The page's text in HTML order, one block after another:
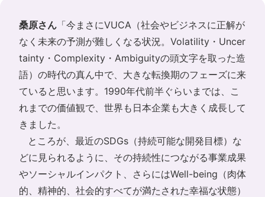
桑原さん 「今まさにVUCA（社会やビジネスに正解が
なく未来の予測が難しくなる状況。Volatility・Uncer
tainty・Complexity・Ambiguityの頭文字を取った造
語）の時代の真ん中で、大きな転換期のフェーズに来
ていると思います。1990年代前半ぐらいまでは、こ
れまでの価値観で、世界も日本企業も大きく成長して
きました。
ところが、最近のSDGs（持続可能な開発目標）な
どに見られるように、その持続性につながる事業成果
やソーシャルインパクト、さらにはWell-being（肉体
的、精神的、社会的すべてが満たされた幸福な状態）